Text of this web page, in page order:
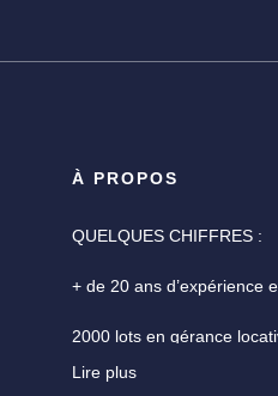
À PROPOS
QUELQUES CHIFFRES :
+ de 20 ans d’expérience
2000 lots en gérance
Une garantie des fonds
Lire plus